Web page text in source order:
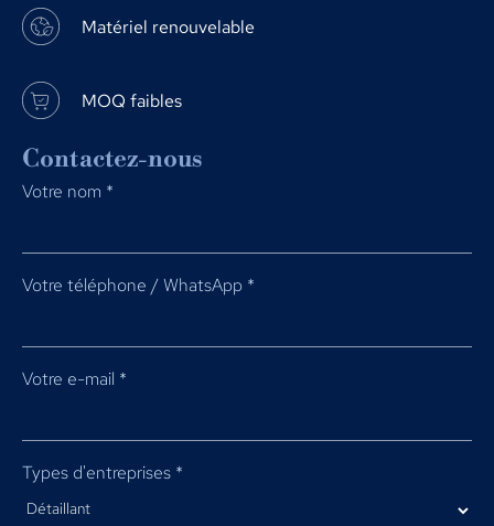
Matériel renouvelable
MOQ faibles
Contactez-nous
Votre nom *
Votre téléphone / WhatsApp *
Votre e-mail *
Types d'entreprises *